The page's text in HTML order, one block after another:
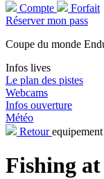
Compte
Forfait
Réserver mon pass
Coupe du monde
Infos lives
Le plan des pistes
Webcams
Infos ouverture
Météo
Retourequipement
Fishing